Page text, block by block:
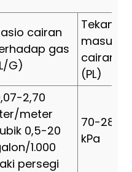
cairan
gas
G)
Tekanan
masuk
cairan
(PL)
2,70
meter
0,5-20
1.000
persegi
70-2800
kPa